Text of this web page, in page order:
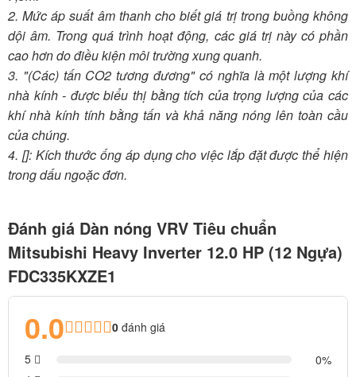
2. Mức áp suất âm thanh cho biết giá trị trong buồng không
dội âm. Trong quá trình hoạt động, các giá trị này có phần
cao hơn do điều kiện môi trường xung quanh.
3. "(Các) tấn CO2 tương đương" có nghĩa là một lượng khí
nhà kính - được biểu thị bằng tích của trọng lượng của các
khí nhà kính tính bằng tấn và khả năng nóng lên toàn cầu
của chúng.
4. []: Kích thước ống áp dụng cho việc lắp đặt được thể hiện
trong dấu ngoặc đơn.
Đánh giá Dàn nóng VRV Tiêu chuẩn
Mitsubishi Heavy Inverter 12.0 HP (12 Ngựa)
FDC335KXZE1
0.0 0 đánh giá
5
0